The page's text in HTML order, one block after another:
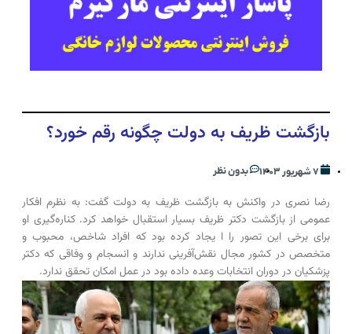
بازگشت ظریف به دولت چگونه رقم خورد؟
۷ شهریور ۱۴۰۳ بدون نظر
رضا نصری در واکنش به بازگشت ظریف به دولت گفت: به نظرم افکار
عمومی از بازگشت دکتر ظریف بسیار استقبال خواهد کرد. کناره‌گیری او
برای برخی این تصور را ا یجاد کرده بود که افراد شاخص، محبوب و
متخصص در کشور مجال نقش‌آفرینی ندارند و انسجام و وفاقی که دکتر
پزشکیان در دوران انتخابات وعده داده بود در عمل امکان تحقق ندارد.